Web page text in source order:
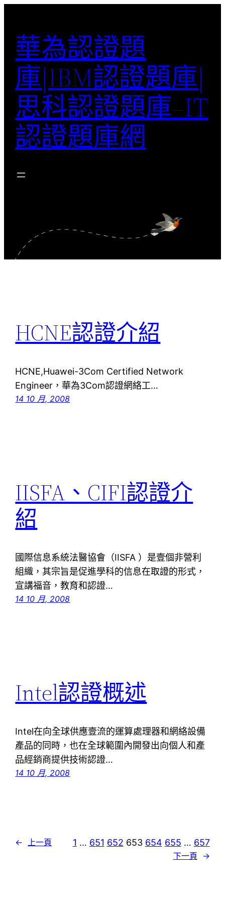
華為認證題
庫|IBM認證題庫|
思科認證題庫–IT
認證題庫網
HCNE認證介紹
HCNE,Huawei-3Com Certified Network
Engineer，華為3Com認證網絡工…
14 10 月, 2008
IISFA、CIFI認證介
紹
國際信息系統法醫協會（IISFA ）是壹個非營利
組織，其宗旨是促進學科的信息在取證的形式，
宣講福音，教育和認證…
14 10 月, 2008
Intel認證概述
Intel在向全球供應壹流的運算處理器和網絡設備
產品的同時，也在全球範圍內開發出向個人和產
品經銷商提供技術認證…
14 10 月, 2008
← 上一頁 1 … 651 652 653 654 655 … 657
下一頁 →